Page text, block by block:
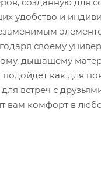
удобство и
своему
дышащему
как для
встреч с
вам комфорт в